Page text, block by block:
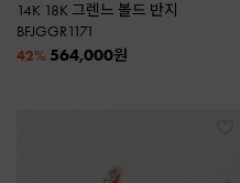
14K 18K 그렌느 볼드 반지
BFJGGR1171
42% 564,000원